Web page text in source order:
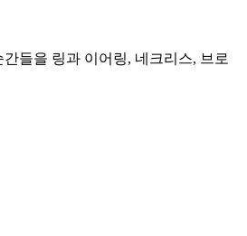
들을 링과 이어링, 네크리스, 브로